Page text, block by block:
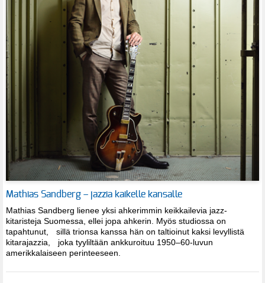
Mathias Sandberg – jazzia kaikelle kansalle
Mathias Sandberg lienee yksi ahkerimmin keikkailevia jazz-
kitaristeja Suomessa, ellei jopa ahkerin. Myös studiossa on
tapahtunut, sillä trionsa kanssa hän on taltioinut kaksi levyllistä
kitarajazzia, joka tyyliltään ankkuroituu 1950–60-luvun
amerikkalaiseen perinteeseen.